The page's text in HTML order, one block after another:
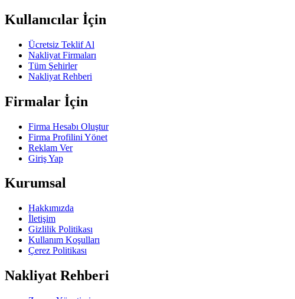
Kullanıcılar İçin
Ücretsiz Teklif Al
Nakliyat Firmaları
Tüm Şehirler
Nakliyat Rehberi
Firmalar İçin
Firma Hesabı Oluştur
Firma Profilini Yönet
Reklam Ver
Giriş Yap
Kurumsal
Hakkımızda
İletişim
Gizlilik Politikası
Kullanım Koşulları
Çerez Politikası
Nakliyat Rehberi